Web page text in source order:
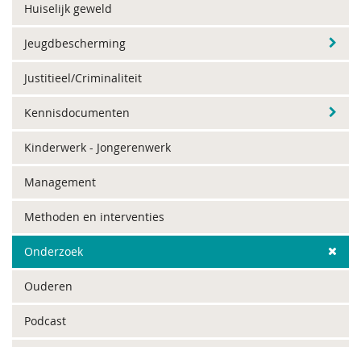
Huiselijk geweld
Jeugdbescherming
Justitieel/Criminaliteit
Kennisdocumenten
Kinderwerk - Jongerenwerk
Management
Methoden en interventies
Onderzoek
Ouderen
Podcast